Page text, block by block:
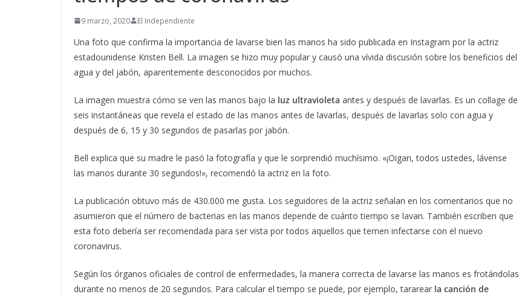
9 marzo, 2020 El Independiente
Una foto que confirma la importancia de lavarse bien las manos ha sido publicada en Instagram por la actriz
estadounidense Kristen Bell. La imagen se hizo muy popular y causó una vívida discusión sobre los beneficios del
agua y del jabón, aparentemente desconocidos por muchos.
La imagen muestra cómo se ven las manos bajo la luz ultravioleta antes y después de lavarlas. Es un collage de
seis instantáneas que revela el estado de las manos antes de lavarlas, después de lavarlas solo con agua y
después de 6, 15 y 30 segundos de pasarlas por jabón.
Bell explica que su madre le pasó la fotografía y que le sorprendió muchísimo. «¡Oigan, todos ustedes, lávense
las manos durante 30 segundos!», recomendó la actriz en la foto.
La publicación obtuvo más de 430.000 me gusta. Los seguidores de la actriz señalan en los comentarios que no
asumieron que el número de bacterias en las manos depende de cuánto tiempo se lavan. También escriben que
esta foto debería ser recomendada para ser vista por todos aquellos que temen infectarse con el nuevo
coronavirus.
Según los órganos oficiales de control de enfermedades, la manera correcta de lavarse las manos es frotándolas
durante no menos de 20 segundos. Para calcular el tiempo se puede, por ejemplo, tararear la canción de